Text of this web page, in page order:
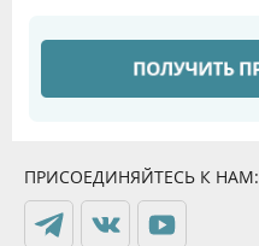
ПРИСОЕДИНЯЙТЕСЬ К НАМ: